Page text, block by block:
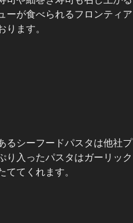
ーが食べられるフロンティア
ります。
るシーフードパスタは他社プ
り入ったパスタはガーリック
てくれます。